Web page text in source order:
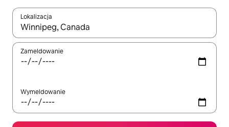
Lokalizacja
Gdy wyniki będą dostępne, możesz poruszać się po nich za
Zameldowanie
Wymeldowanie